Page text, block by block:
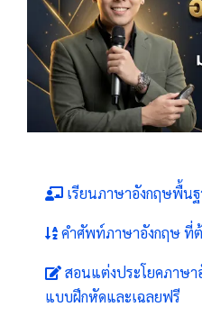
เรียนภาษาอังกฤษพื้น
คำศัพท์ภาษาอังกฤษ ที่
สอนแต่งประโยคภาษ
แบบฝึกหัดและเฉลยฟรี